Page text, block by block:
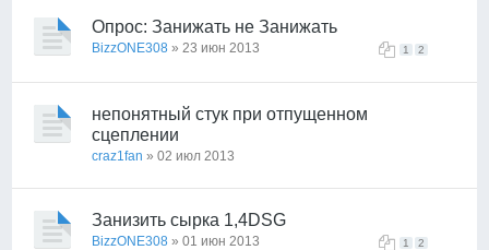
Опрос: Занижать не Занижать
1 2
BizzONE308 » 23 июн 2013
непонятный стук при отпущенном
сцеплении
craz1fan » 02 июл 2013
Занизить сырка 1,4DSG
1 2
BizzONE308 » 01 июн 2013